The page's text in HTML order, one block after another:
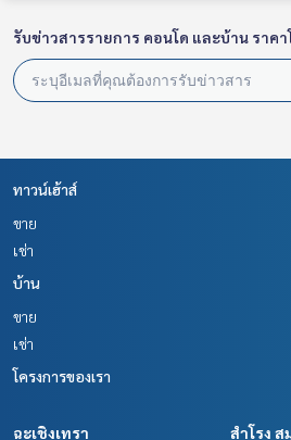
รับข่าวสารรายการ คอนโด และบ้าน ราคา
ทาวน์เฮ้าส์
ขาย
เช่า
บ้าน
ขาย
เช่า
โครงการของเรา
ฉะเชิงเทรา
สำโรง